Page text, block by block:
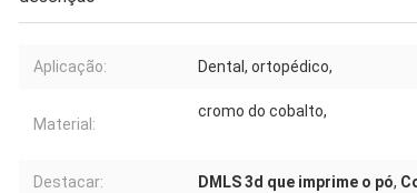
Aplicação: Dental, ortopédico,
Material:
cromo do cobalto,
Destacar: DMLS 3d que imprime o pó,